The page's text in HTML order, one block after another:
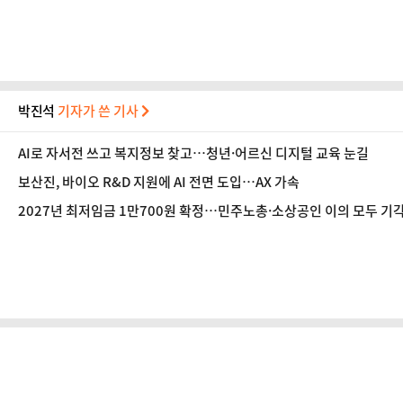
박진석 기자가 쓴 기사
AI로 자서전 쓰고 복지정보 찾고…청년·어르신 디지털 교육 눈길
보산진, 바이오 R&D 지원에 AI 전면 도입…AX 가속
2027년 최저임금 1만700원 확정…민주노총·소상공인 이의 모두 기